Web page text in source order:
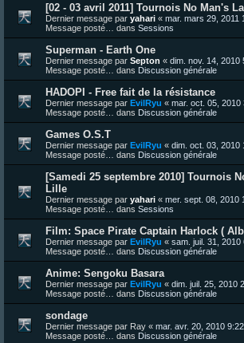
[02 - 03 avril 2011] Tournois No Man's
Dernier message par yahari « mar. mars 29, 2011
Message posté… dans Sessions
Superman - Earth One
Dernier message par Septon « dim. nov. 14, 2010
Message posté… dans Discussion générale
HADOPI - Free fait de la résistance
Dernier message par EvilRyu « mar. oct. 05, 2010
Message posté… dans Discussion générale
Games O.S.T
Dernier message par EvilRyu « dim. oct. 03, 2010
Message posté… dans Discussion générale
[Samedi 25 septembre 2010] Tournois
Lille
Dernier message par yahari « mer. sept. 08, 2010
Message posté… dans Sessions
Film: Space Pirate Captain Harlock (
Dernier message par EvilRyu « sam. juil. 31, 2010
Message posté… dans Discussion générale
Anime: Sengoku Basara
Dernier message par EvilRyu « dim. juil. 25, 2010
Message posté… dans Discussion générale
sondage
Dernier message par Ray « mar. avr. 20, 2010
Message posté… dans Discussion générale